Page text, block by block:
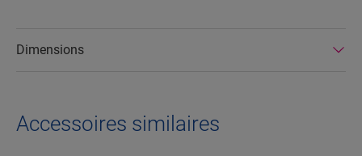
Dimensions
Accessoires similaires